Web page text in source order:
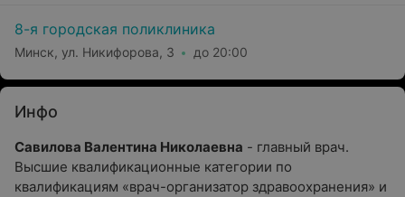
8-я городская поликлиника
Минск, ул. Никифорова, 3 до 20:00
Инфо
Савилова Валентина Николаевна - главный врач.
Высшие квалификационные категории по
квалификациям «врач-организатор здравоохранения» и